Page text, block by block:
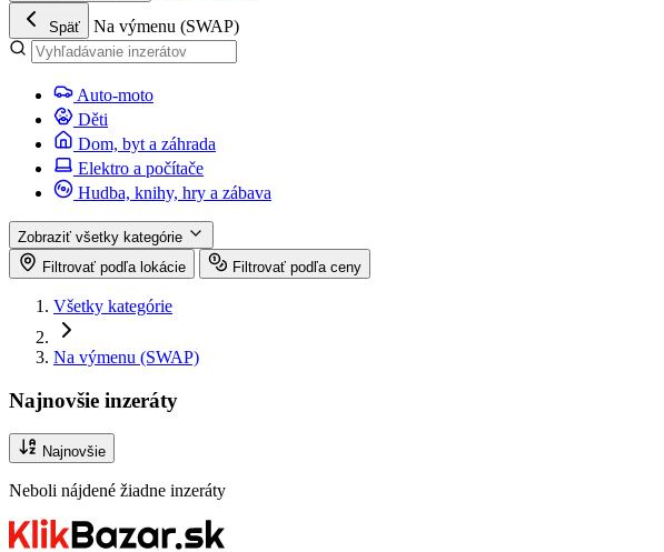
Späť Na výmenu (SWAP)
Auto-moto
Děti
Dom, byt a záhrada
Elektro a počítače
Hudba, knihy, hry a zábava
Zobraziť všetky kategórie
Filtrovať podľa lokácie
Filtrovať podľa ceny
Všetky kategórie
Na výmenu (SWAP)
Najnovšie inzeráty
Najnovšie
Neboli nájdené žiadne inzeráty